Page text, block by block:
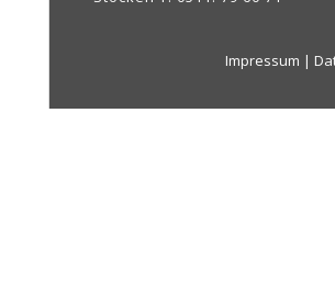
Impressum |